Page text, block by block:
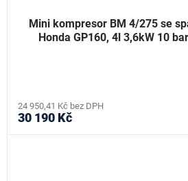
Mini kompresor BM 4/275 se
Honda GP160, 4l 3,6kW 10
24 950,41 Kč bez DPH
30 190 Kč